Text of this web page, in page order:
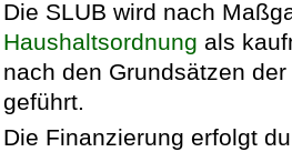
Die SLUB wird nach
Haushaltsordnung als
nach den Grundsätzen
geführt.
Die Finanzierung erfolgt